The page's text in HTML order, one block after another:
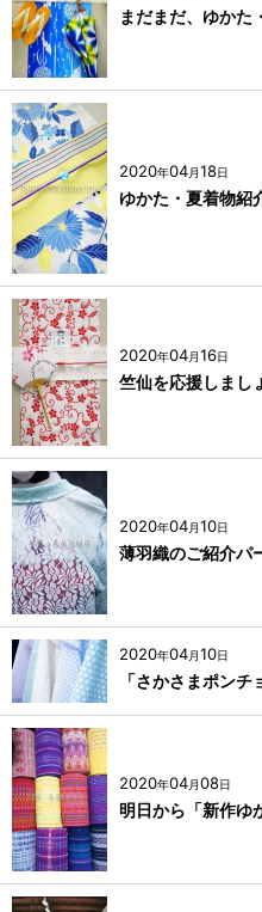
まだまだ、ゆかた
2020年04月18日
ゆかた・夏着物紹
2020年04月16日
竺仙を応援しま
2020年04月10日
薄羽織のご紹介パ
2020年04月10日
「さかさまポン
2020年04月08日
明日から「新作ゆ